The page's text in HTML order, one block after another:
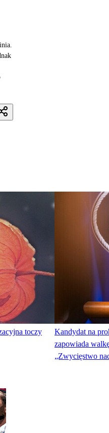
toczy
Kandydat na
zapowiada
„Zwycięstwo